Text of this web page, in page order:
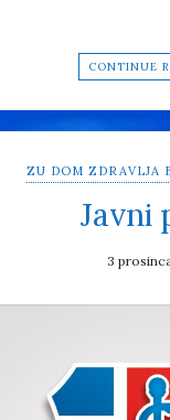
CONTINUE
ZU DOM ZDRAVLJA
Javni
3